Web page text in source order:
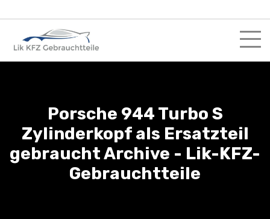
to
content
Porsche 944 Turbo S
Zylinderkopf als Ersatzteil
gebraucht Archive - Lik-KFZ-
Gebrauchtteile